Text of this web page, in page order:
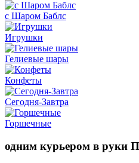
с Шаром Баблс
Игрушки
Гелиевые шары
Конфеты
Сегодня-Завтра
Горшечные
одним курьером в руки